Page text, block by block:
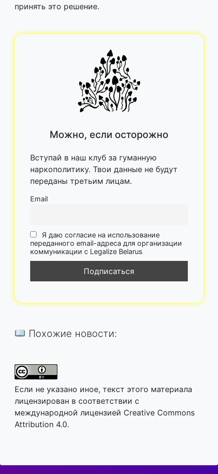
принять это решение.
Можно, если осторожно
Вступай в наш клуб за гуманную
наркополитику. Твои данные не будут
переданы третьим лицам.
Email
Я даю согласие на использование
переданного email-адреса для организации
коммуникации с Legalize Belarus
Похожие новости:
Если не указано иное, текст этого материала
лицензирован в соответствии с
международной лицензией Creative Commons
Attribution 4.0.